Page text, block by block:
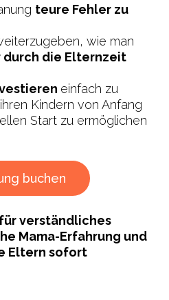
teure Fehler zu
wie man
durch die Elternzeit
einfach zu
Kindern von Anfang
Start zu ermöglichen
buchen
verständliches
Mama-Erfahrung und
Eltern sofort